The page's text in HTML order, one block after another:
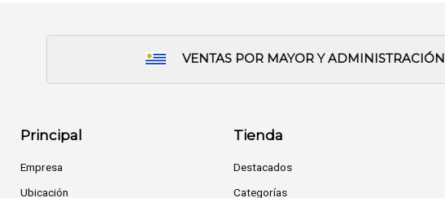
VENTAS POR MAYOR Y ADMINISTRACIÓN
Principal
Empresa
Ubicación
Tienda
Destacados
Categorías